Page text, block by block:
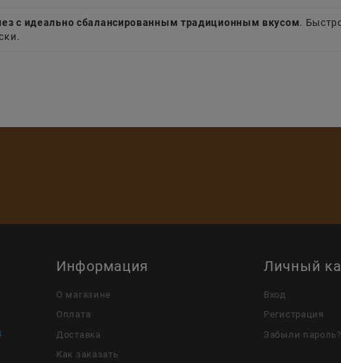
с идеально сбалансированным традиционным вкусом.
Информация
О магазине
Оплата
Доставка
Как заказать
Личный
Вход
Регистрация
Забыли пароль?